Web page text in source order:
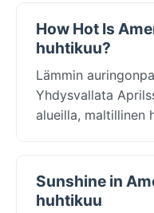
How Hot Is
huhtikuu?
Lämmin
Yhdysvallata
alueilla, maltillinen
Sunshine in
huhtikuu